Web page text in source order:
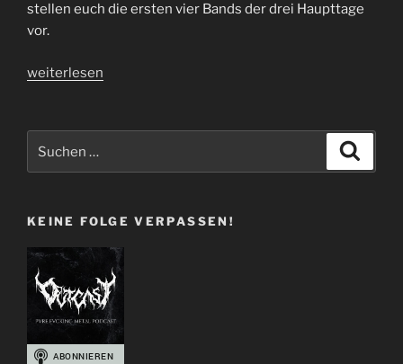
stellen euch die ersten vier Bands der drei Haupttage
vor.
„Metal
|
Interview
Wilhelm
(Final
Cry),
Andy
Doé
(Demo’s
Dawn),
weiterlesen
KEINE FOLGE VERPASSEN!